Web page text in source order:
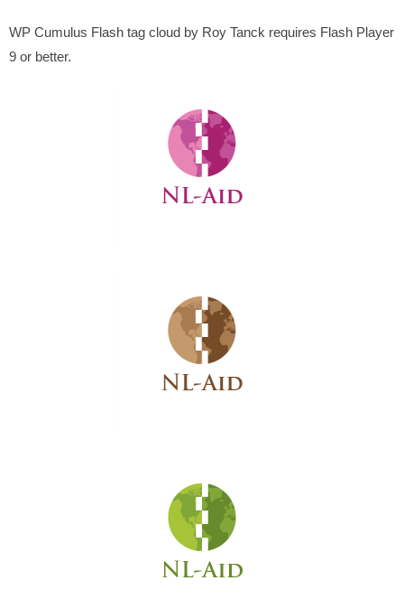
WP Cumulus Flash tag cloud by Roy Tanck requires Flash Player
9 or better.